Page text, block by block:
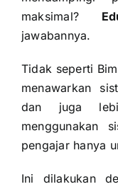
maksimal?
jawabannya.
Tidak seperti
menawarkan
dan juga
menggunakan
pengajar hanya
Ini dilakukan